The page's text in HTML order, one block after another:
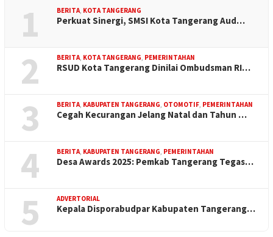
1 BERITA, KOTA TANGERANG
Perkuat Sinergi, SMSI Kota Tangerang Aud…
2 BERITA, KOTA TANGERANG, PEMERINTAHAN
RSUD Kota Tangerang Dinilai Ombudsman RI…
3 BERITA, KABUPATEN TANGERANG, OTOMOTIF, PEMERINTAHAN
Cegah Kecurangan Jelang Natal dan Tahun …
4 BERITA, KABUPATEN TANGERANG, PEMERINTAHAN
Desa Awards 2025: Pemkab Tangerang Tegas…
5 ADVERTORIAL
Kepala Disporabudpar Kabupaten Tangerang…